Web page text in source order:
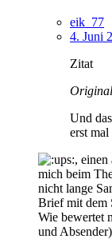
eik_77
4. Juni
Zitat
Und
erst mal
,
mich beim
nicht lange
Brief mit dem
Wie bewertet
und